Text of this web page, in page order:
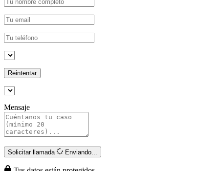
Reintentar
Mensaje
Solicitar llamada Enviando...